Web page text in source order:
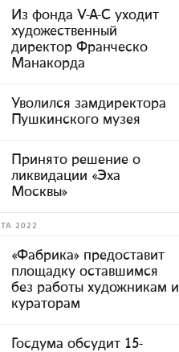
Из фонда V-A-C уходит
художественный
директор Франческо
Манакорда
Уволился замдиректора
Пушкинского музея
Принято решение о
ликвидации «Эха
Москвы»
2022
«Фабрика» предоставит
площадку оставшимся
без работы художникам и
кураторам
Госдума обсудит 15-